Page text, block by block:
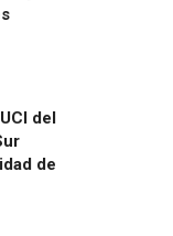
del
de